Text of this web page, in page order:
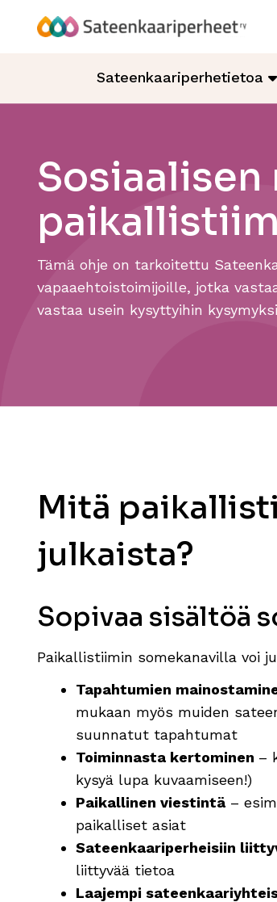
sisältöön
Sateenkaariperhetietoa
Tämä ohje on tarkoitettu
vapaaehtoistoimijoille, jotka
vastaa usein kysyttyihin
Mitä
julkaista?
Sopivaa sisältöä
Paikallistiimin somekanavilla voi
Tapahtumien
mukaan myös muiden
suunnatut tapahtumat
Toiminnasta kertominen –
kysyä lupa kuvaamiseen!)
Paikallinen viestintä –
paikalliset asiat
Sateenkaariperheisiin
liittyvää tietoa
Laajempi